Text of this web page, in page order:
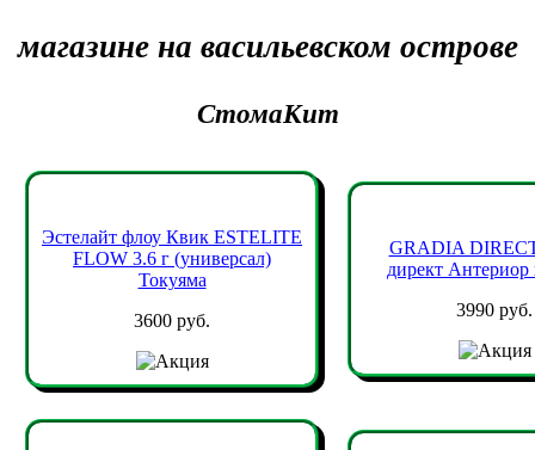
магазине на васильевском острове
СтомаКит
Эстелайт флоу Квик ESTELITE
FLOW 3.6 г (универсал)
Токуяма
3600 руб.
GRADIA
директ Антериор
3990 руб.